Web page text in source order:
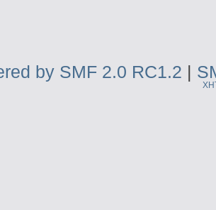
by SMF 2.0 RC1.2 |